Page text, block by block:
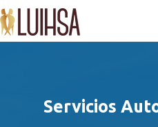
Servicios